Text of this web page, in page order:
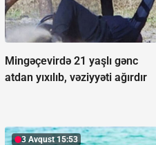
Mingəçevirdə 21 yaşlı gənc
atdan yıxılıb, vəziyyəti ağırdır
3 Avqust 15:53